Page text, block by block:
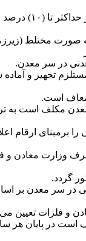
ب ـ در مورد معادن
صورت مختلط
که مستلزم تجهیز و
است.
هر معدن مکلف است
برمبنای ارقام
وزارت معادن و
گردد.
معدنی در سر معدن
و فلزات تعیین
مکلف است در پایان هر